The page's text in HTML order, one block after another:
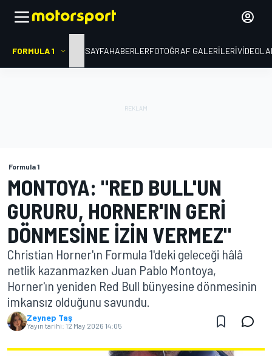
FORMULA 1 ANA SAYFAHABERLERFOTOĞRAF GALERILERI
Formula 1
MONTOYA: "RED BULL'UN
GURURU, HORNER'IN GERI
DÖNMESINE IZIN VERMEZ"
Christian Horner'ın Formula 1'deki geleceği hâlâ
netlik kazanmazken Juan Pablo Montoya,
Horner'ın yeniden Red Bull bünyesine dönmesinin
imkansız olduğunu savundu.
Zeynep Taş
Yayın tarihi: 12 May 2026 14:05